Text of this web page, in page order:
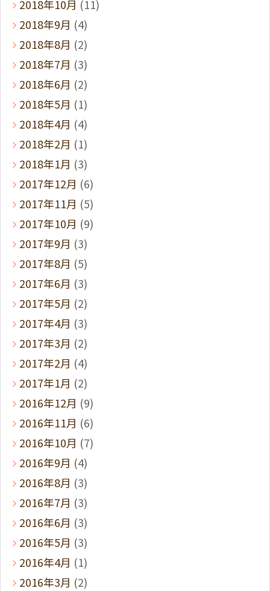
2018年10月 (11)
2018年9月 (4)
2018年8月 (2)
2018年7月 (3)
2018年6月 (2)
2018年5月 (1)
2018年4月 (4)
2018年2月 (1)
2018年1月 (3)
2017年12月 (6)
2017年11月 (5)
2017年10月 (9)
2017年9月 (3)
2017年8月 (5)
2017年6月 (3)
2017年5月 (2)
2017年4月 (3)
2017年3月 (2)
2017年2月 (4)
2017年1月 (2)
2016年12月 (9)
2016年11月 (6)
2016年10月 (7)
2016年9月 (4)
2016年8月 (3)
2016年7月 (3)
2016年6月 (3)
2016年5月 (3)
2016年4月 (1)
2016年3月 (2)